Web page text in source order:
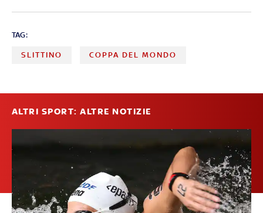
TAG:
SLITTINO COPPA DEL MONDO
ALTRI SPORT: ALTRE NOTIZIE